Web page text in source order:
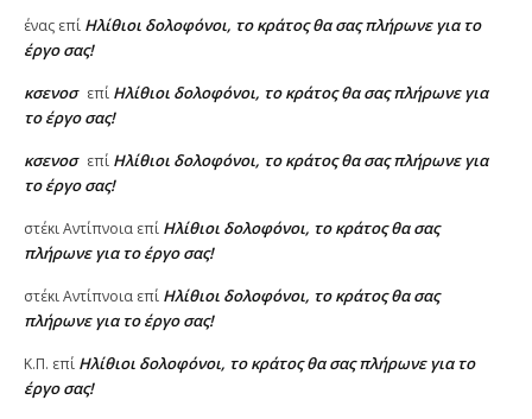
ένας επί Ηλίθιοι δολοφόνοι, το κράτος θα σας πλήρωνε για το
έργο σας!
κσενοσ επί Ηλίθιοι δολοφόνοι, το κράτος θα σας πλήρωνε για
το έργο σας!
κσενοσ επί Ηλίθιοι δολοφόνοι, το κράτος θα σας πλήρωνε για
το έργο σας!
στέκι Αντίπνοια επί Ηλίθιοι δολοφόνοι, το κράτος θα σας
πλήρωνε για το έργο σας!
στέκι Αντίπνοια επί Ηλίθιοι δολοφόνοι, το κράτος θα σας
πλήρωνε για το έργο σας!
Κ.Π. επί Ηλίθιοι δολοφόνοι, το κράτος θα σας πλήρωνε για το
έργο σας!